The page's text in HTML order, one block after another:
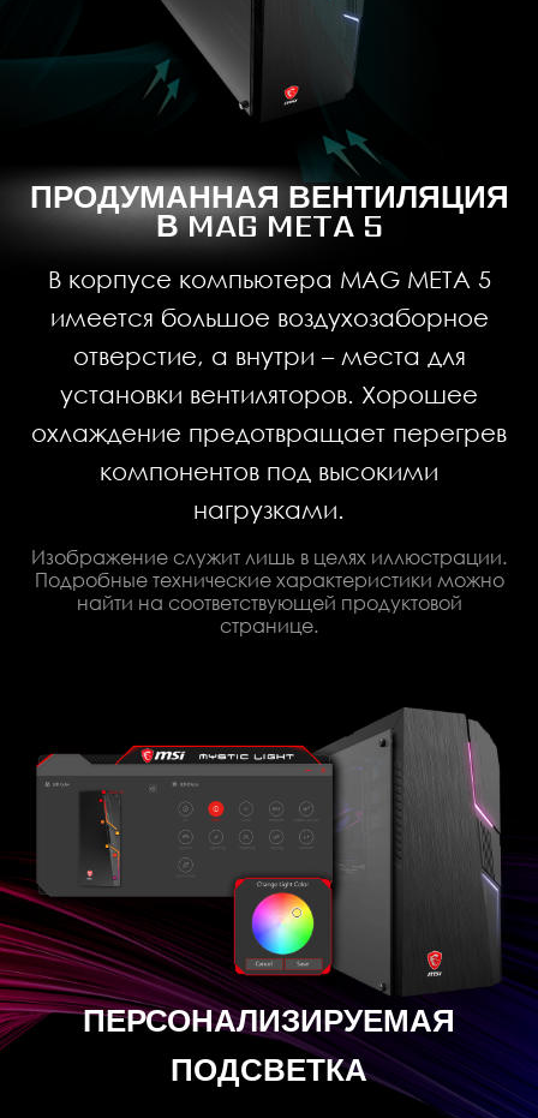
ПРОДУМАННАЯ ВЕНТИЛЯЦИЯ
В MAG META 5
В корпусе компьютера MAG META 5
имеется большое воздухозаборное
отверстие, а внутри – места для
установки вентиляторов. Хорошее
охлаждение предотвращает перегрев
компонентов под высокими
нагрузками.
Изображение служит лишь в целях иллюстрации.
Подробные технические характеристики можно
найти на соответствующей продуктовой
странице.
ПЕРСОНАЛИЗИРУЕМАЯ
ПОДСВЕТКА